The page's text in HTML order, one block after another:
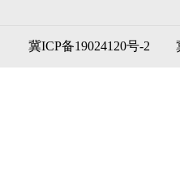
冀ICP备19024120号-2